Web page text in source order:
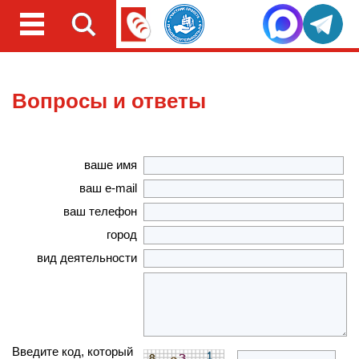
Вопросы и ответы
ваше имя
ваш e-mail
ваш телефон
город
вид деятельности
Введите код, который